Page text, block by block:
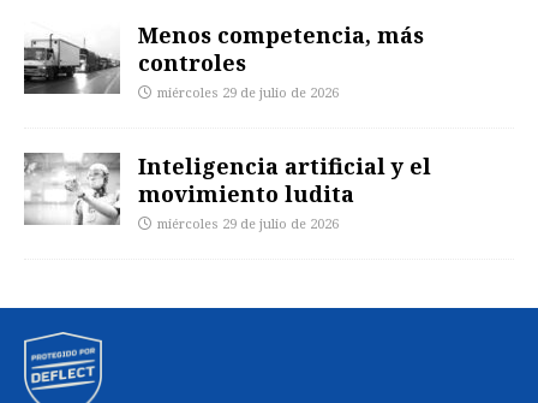
Menos competencia, más
controles
miércoles 29 de julio de 2026
Inteligencia artificial y el
movimiento ludita
miércoles 29 de julio de 2026